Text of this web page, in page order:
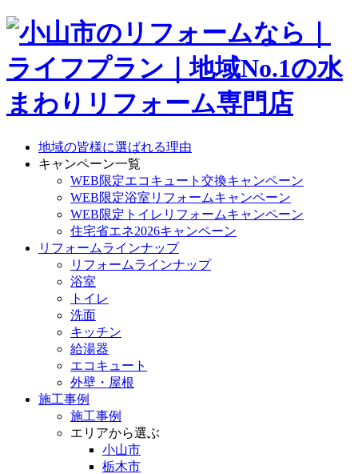
地域の皆様に選ばれる理由
キャンペーン一覧
WEB限定エコキュート交換キャンペーン
WEB限定浴室リフォームキャンペーン
WEB限定トイレリフォームキャンペーン
住宅省エネ2026キャンペーン
リフォームラインナップ
リフォームラインナップ
浴室
トイレ
洗面
キッチン
給湯器
エコキュート
外壁・屋根
施工事例
施工事例
エリアから選ぶ
小山市
栃木市